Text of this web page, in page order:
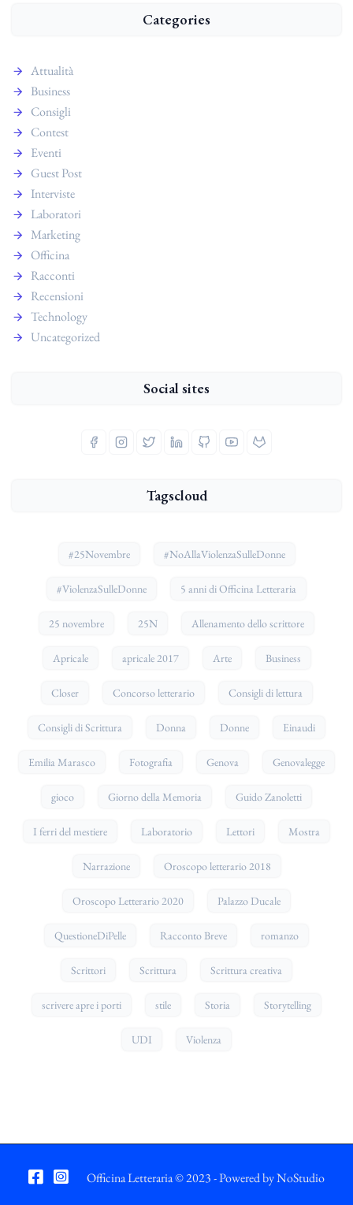
Categories
Attualità
Business
Consigli
Contest
Eventi
Guest Post
Interviste
Laboratori
Marketing
Officina
Racconti
Recensioni
Technology
Uncategorized
Social sites
Tagscloud
#25Novembre #NoAllaViolenzaSulleDonne
#ViolenzaSulleDonne 5 anni di Officina Letteraria
25 novembre 25N Allenamento dello scrittore
Apricale apricale 2017 Arte Business
Closer Concorso letterario Consigli di lettura
Consigli di Scrittura Donna Donne Einaudi
Emilia Marasco Fotografia Genova Genovalegge
gioco Giorno della Memoria Guido Zanoletti
I ferri del mestiere Laboratorio Lettori Mostra
Narrazione Oroscopo letterario 2018
Oroscopo Letterario 2020 Palazzo Ducale
QuestioneDiPelle Racconto Breve romanzo
Scrittori Scrittura Scrittura creativa
scrivere apre i porti stile Storia Storytelling
UDI Violenza
Officina Letteraria © 2023 - Powered byNoStudio